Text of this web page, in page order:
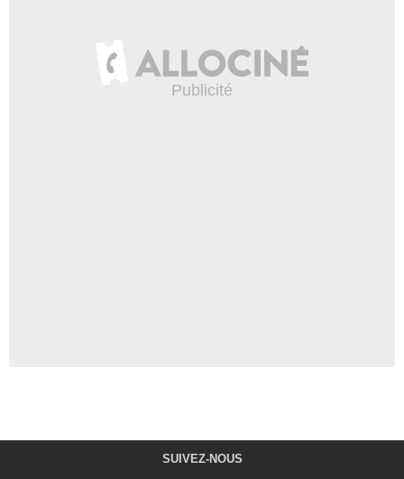
SUIVEZ-NOUS